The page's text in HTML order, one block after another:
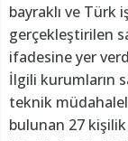
bayraklı ve Türk
gerçekleştirilen
ifadesine yer
İlgili kurumların
teknik
bulunan 27